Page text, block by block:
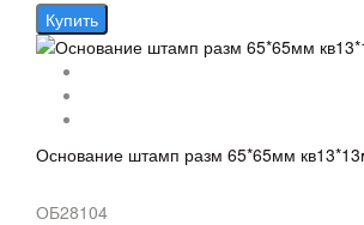
Купить
Основание штамп разм 65*65мм
ОБ28104